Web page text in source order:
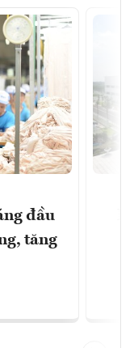
đầu
tăng